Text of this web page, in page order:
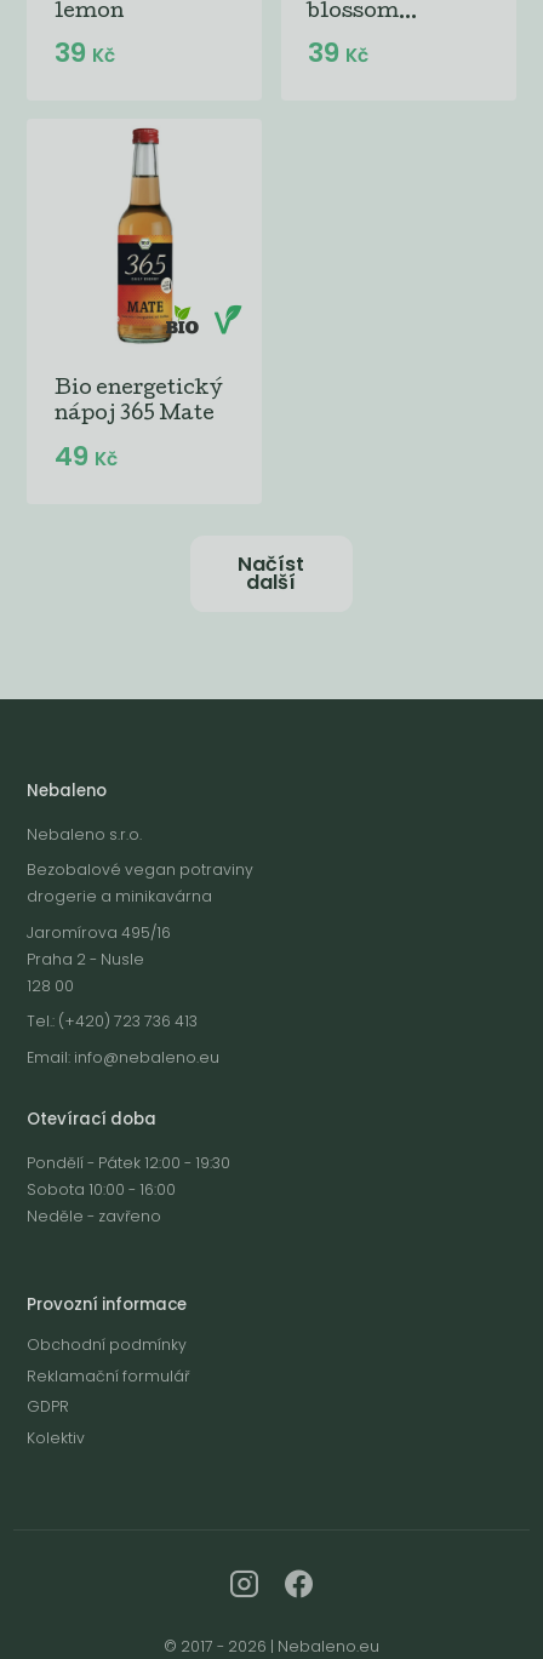
lemon
39 Kč
blossom...
39 Kč
Bio energetický
nápoj 365 Mate
49 Kč
Načíst
další
Nebaleno
Nebaleno s.r.o.
Bezobalové vegan potraviny
drogerie a minikavárna
Jaromírova 495/16
Praha 2 - Nusle
128 00
Tel.: (+420) 723 736 413
Email: info@nebaleno.eu
Otevírací doba
Pondělí - Pátek 12:00 - 19:30
Sobota 10:00 - 16:00
Neděle - zavřeno
Provozní informace
Obchodní podmínky
Reklamační formulář
GDPR
Kolektiv
© 2017 - 2026 | Nebaleno.eu